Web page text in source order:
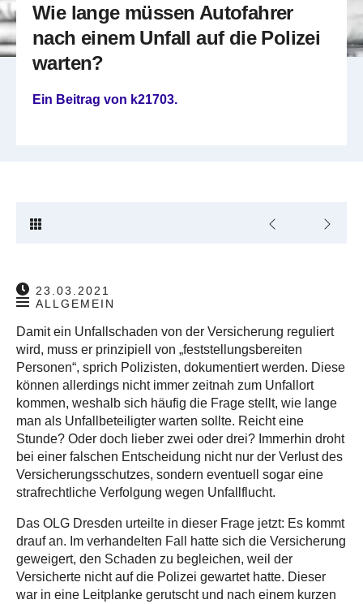
Wie lange müssen Autofahrer
nach einem Unfall auf die Polizei
warten?
Ein Beitrag von k21703.
23.03.2021
ALLGEMEIN
Damit ein Unfallschaden von der Versicherung reguliert
wird, muss er prinzipiell von „feststellungsbereiten
Personen“, sprich Polizisten, dokumentiert werden. Diese
können allerdings nicht immer zeitnah zum Unfallort
kommen, weshalb sich häufig die Frage stellt, wie lange
man als Unfallbeteiligter warten sollte. Reicht eine
Stunde? Oder doch lieber zwei oder drei? Immerhin droht
bei einer falschen Entscheidung nicht nur der Verlust des
Versicherungsschutzes, sondern eventuell sogar eine
strafrechtliche Verfolgung wegen Unfallflucht.
Das OLG Dresden urteilte in dieser Frage jetzt: Es kommt
drauf an. Im verhandelten Fall hatte sich die Versicherung
geweigert, den Schaden zu begleichen, weil der
Versicherte nicht auf die Polizei gewartet hatte. Dieser
war in eine Leitplanke gerutscht und nach einem kurzen